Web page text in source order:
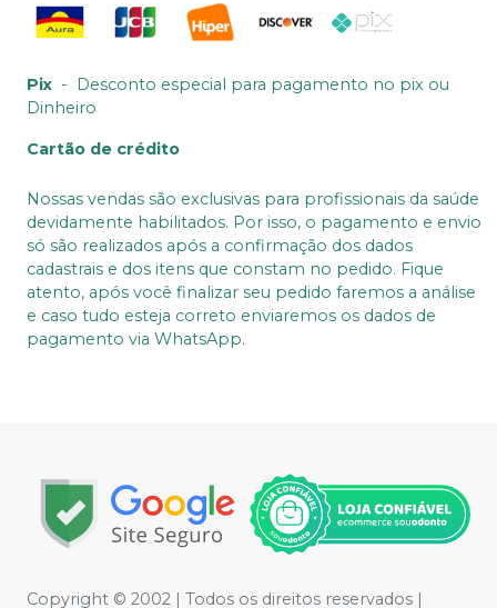
Pix - Desconto especial para pagamento no pix ou
Dinheiro
Cartão de crédito
Nossas vendas são exclusivas para profissionais da saúde
devidamente habilitados. Por isso, o pagamento e envio
só são realizados após a confirmação dos dados
cadastrais e dos itens que constam no pedido. Fique
atento, após você finalizar seu pedido faremos a análise
e caso tudo esteja correto enviaremos os dados de
pagamento via WhatsApp.
Copyright © 2002 | Todos os direitos reservados |